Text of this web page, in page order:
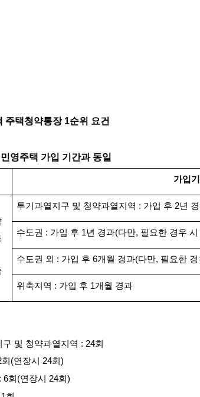
주택청약통장 1순위 요건
민영주택 가입 기간과 동일
가입
투기과열지구 및 청약과열지역 : 가입 후 2년
수도권 : 가입 후 1년 경과(다만, 필요한 경우
수도권 외 : 가입 후 6개월 경과(다만, 필요한
위축지역 : 가입 후 1개월 경과
및 청약과열지역 : 24회
(연장시 24회)
6회(연장시 24회)